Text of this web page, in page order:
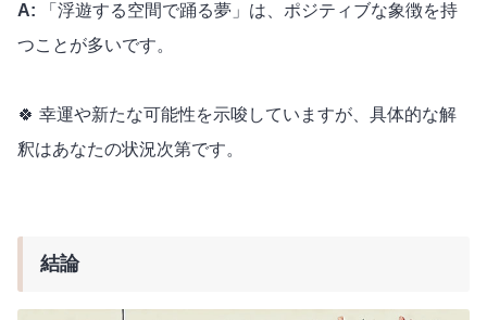
A:
「浮遊する空間で踊る夢」は、ポジティブな象徴を持
つことが多いです。
🍀 幸運や新たな可能性を示唆していますが、具体的な解
釈はあなたの状況次第です。
結論